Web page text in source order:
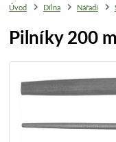
Úvod Dílna Nářadí
Pilníky 200